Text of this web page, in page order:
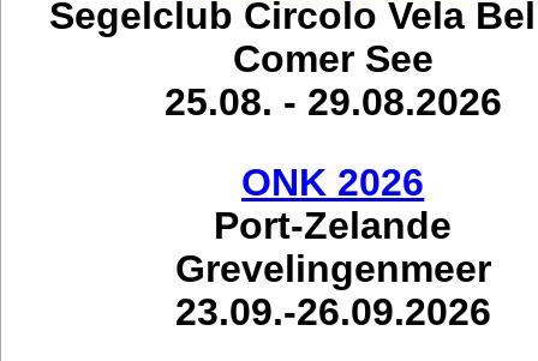
Segelclub Circolo Vela
Comer See
25.08. - 29.08.2026
ONK 2026
Port-Zelande
Grevelingenmeer
23.09.-26.09.2026